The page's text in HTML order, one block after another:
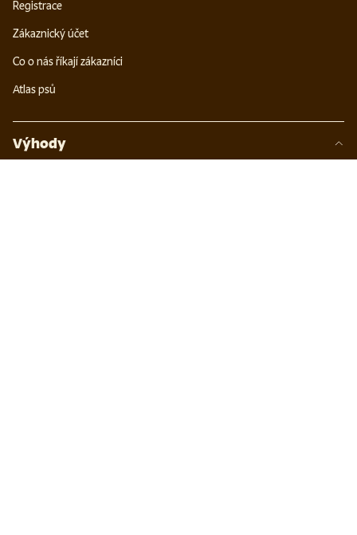
Registrace
Zákaznický účet
Co o nás říkají zákazníci
Atlas psů
Výhody